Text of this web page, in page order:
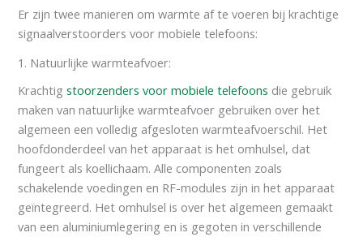
Er zijn twee manieren om warmte af te voeren bij krachtige
signaalverstoorders voor mobiele telefoons:
1. Natuurlijke warmteafvoer:
Krachtigstoorzenders voor mobiele telefoons die gebruik
maken van natuurlijke warmteafvoer gebruiken over het
algemeen een volledig afgesloten warmteafvoerschil. Het
hoofdonderdeel van het apparaat is het omhulsel, dat
fungeert als koellichaam. Alle componenten zoals
schakelende voedingen en RF-modules zijn in het apparaat
geïntegreerd. Het omhulsel is over het algemeen gemaakt
van een aluminiumlegering en is gegoten in verschillende